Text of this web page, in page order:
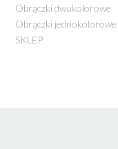
Obrączki dwukolorowe
Obrączki jednokolorowe
SKLEP